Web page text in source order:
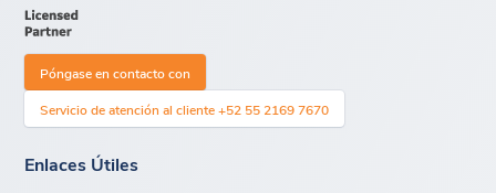
Póngase en contacto con
Servicio de atención al cliente +52 55 2169 7670
Enlaces Útiles